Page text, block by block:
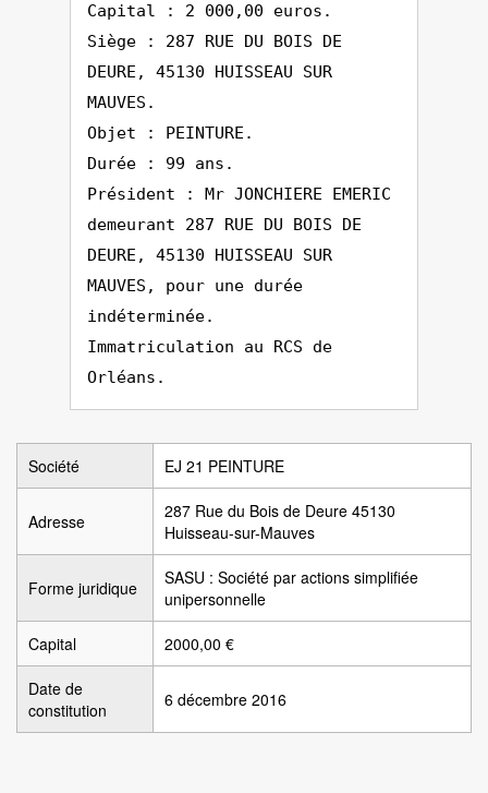
Capital : 2 000,00 euros.
Siège : 287 RUE DU BOIS DE
DEURE, 45130 HUISSEAU SUR
MAUVES.
Objet : PEINTURE.
Durée : 99 ans.
Président : Mr JONCHIERE EMERIC
demeurant 287 RUE DU BOIS DE
DEURE, 45130 HUISSEAU SUR
MAUVES, pour une durée
indéterminée.
Immatriculation au RCS de
Orléans.
Société EJ 21 PEINTURE
Adresse
287 Rue du Bois de Deure 45130
Huisseau-sur-Mauves
Forme juridique
SASU : Société par actions simplifiée
unipersonnelle
Capital 2000,00 €
Date de
constitution
6 décembre 2016